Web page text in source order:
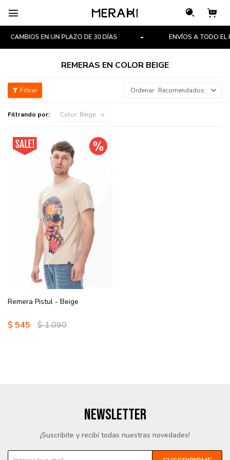

CAMBIOS EN UN PLAZO DE 30 DÍAS ENVÍOS A TODO EL
REMERAS EN COLOR BEIGE
Recomendados
Filtrando por: Color: Beige
Remera Pistul - Beige
$ 545 $1.090
NEWSLETTER
¡Suscribite y recibí todas nuestras novedades!